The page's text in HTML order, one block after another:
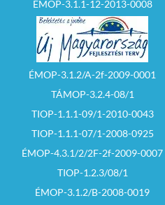
ÉMOP-3.1.1-12-2013-0008
ÉMOP-3.1.2/A-2f-2009-0001
TÁMOP-3.2.4-08/1
TIOP-1.1.1-09/1-2010-0043
TIOP-1.1.1-07/1-2008-0925
ÉMOP-4.3.1/2/2F-2f-2009-0007
TIOP-1.2.3/08/1
ÉMOP-3.1.2/B-2008-0019